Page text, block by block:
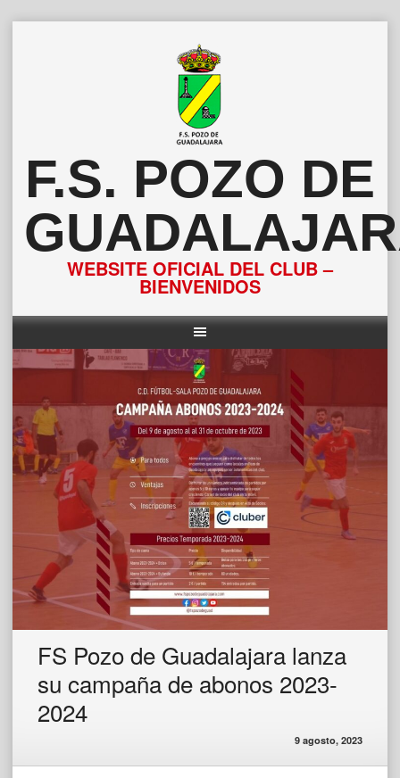
F.S. POZO DE
WEBSITE OFICIAL DEL CLUB –
BIENVENIDOS
FS Pozo de Guadalajara lanza
su campaña de abonos 2023-
2024
9 agosto, 2023